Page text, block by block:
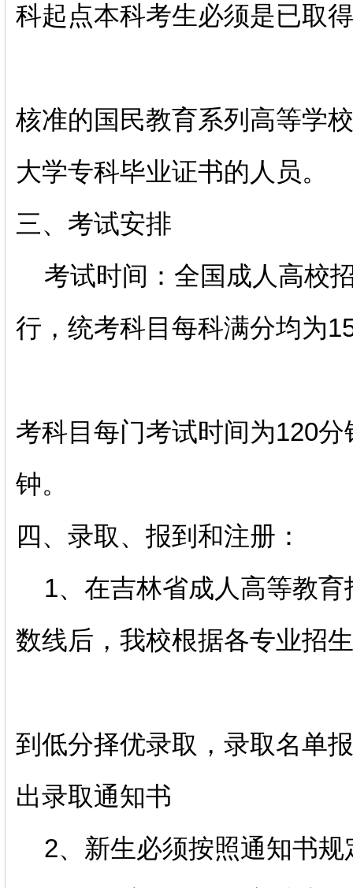
科起点本科考生必须是已取
核准的国民教育系列高等学
大学专科毕业证书的人员。
三、考试安排
考试时间：全国成人高校
行，统考科目每科满分均为
考科目每门考试时间为120
钟。
四、录取、报到和注册：
1、在吉林省成人高等教育
数线后，我校根据各专业招
到低分择优录取，录取名单
出录取通知书
2、新生必须按照通知书规